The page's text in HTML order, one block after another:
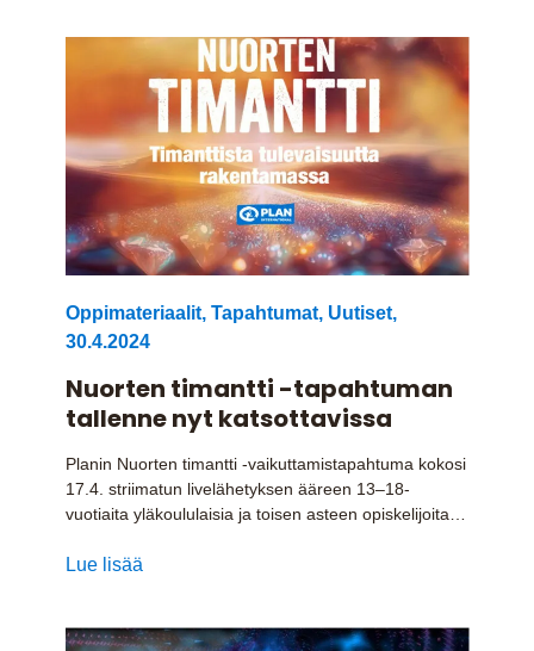
Oppimateriaalit, Tapahtumat, Uutiset,
30.4.2024
Nuorten timantti -tapahtuman
tallenne nyt katsottavissa
Planin Nuorten timantti -vaikuttamistapahtuma kokosi
17.4. striimatun livelähetyksen ääreen 13–18-
vuotiaita yläkoululaisia ja toisen asteen opiskelijoita…
Lue lisää